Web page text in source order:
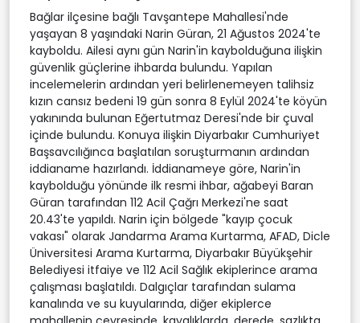
Bağlar ilçesine bağlı Tavşantepe Mahallesi'nde
yaşayan 8 yaşındaki Narin Güran, 21 Ağustos 2024'te
kayboldu. Ailesi aynı gün Narin'in kaybolduğuna ilişkin
güvenlik güçlerine ihbarda bulundu. Yapılan
incelemelerin ardından yeri belirlenemeyen talihsiz
kızın cansız bedeni 19 gün sonra 8 Eylül 2024'te köyün
yakınında bulunan Eğertutmaz Deresi'nde bir çuval
içinde bulundu. Konuya ilişkin Diyarbakır Cumhuriyet
Başsavcılığınca başlatılan soruşturmanın ardından
iddianame hazırlandı. İddianameye göre, Narin'in
kaybolduğu yönünde ilk resmi ihbar, ağabeyi Baran
Güran tarafından 112 Acil Çağrı Merkezi'ne saat
20.43'te yapıldı. Narin için bölgede "kayıp çocuk
vakası" olarak Jandarma Arama Kurtarma, AFAD, Dicle
Üniversitesi Arama Kurtarma, Diyarbakır Büyükşehir
Belediyesi itfaiye ve 112 Acil Sağlık ekiplerince arama
çalışması başlatıldı. Dalgıçlar tarafından sulama
kanalında ve su kuyularında, diğer ekiplerce